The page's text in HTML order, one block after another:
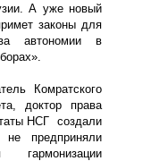
А уже новый
законы для
автономии в
Комратского
доктор права
НСГ создали
предприняли